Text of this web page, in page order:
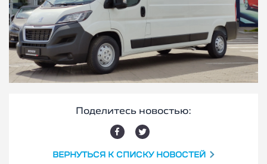
Поделитесь новостью:
ВЕРНУТЬСЯ К СПИСКУ НОВОСТЕЙ